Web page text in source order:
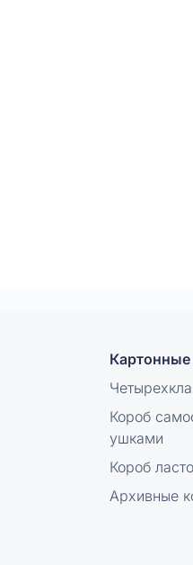
Короб
ушками
Короб
Архивные